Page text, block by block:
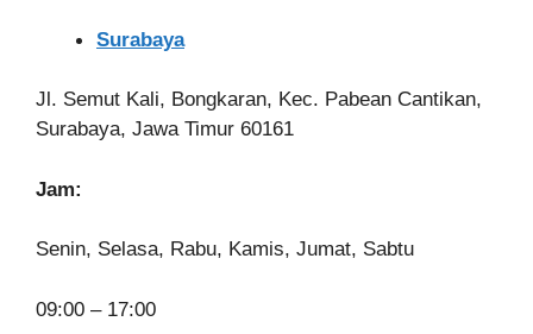
Surabaya
Jl. Semut Kali, Bongkaran, Kec. Pabean Cantikan,
Surabaya, Jawa Timur 60161
Jam:
Senin, Selasa, Rabu, Kamis, Jumat, Sabtu
09:00 – 17:00